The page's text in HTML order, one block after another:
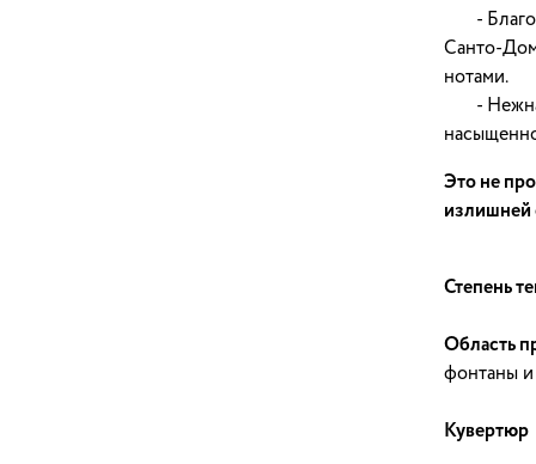
-
нотами.
- Нежная
Это не
излишней
Степень
Область
фонтаны и
Кувертюр